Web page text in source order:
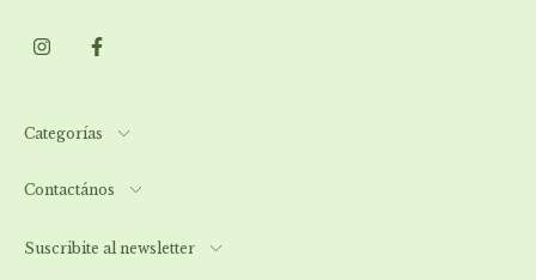
Categorías
Contactános
Suscribite al newsletter